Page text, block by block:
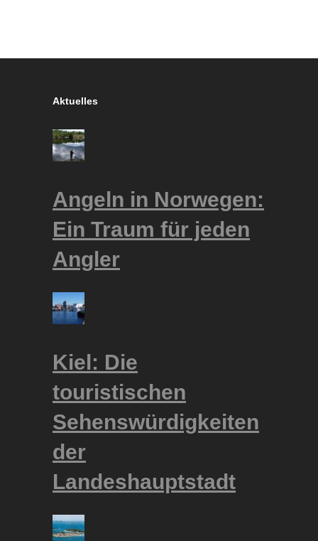
Aktuelles
Angeln in Norwegen:
Ein Traum für jeden
Angler
Kiel: Die
touristischen
Sehenswürdigkeiten
der
Landeshauptstadt